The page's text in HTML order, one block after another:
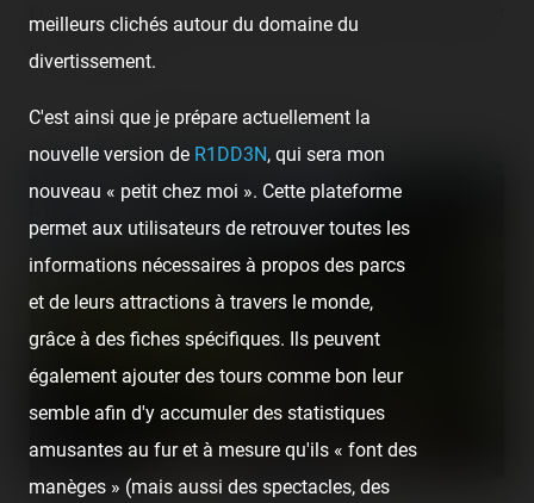
En somme, une très chouette petite fête pour commencer
nos vacances !
Retrouvez la visite suivante :
meilleurs clichés autour du domaine du
divertissement.
C'est ainsi que je prépare actuellement la
nouvelle version de R1DD3N, qui sera mon
nouveau « petit chez moi ». Cette plateforme
permet aux utilisateurs de retrouver toutes les
informations nécessaires à propos des parcs
et de leurs attractions à travers le monde,
grâce à des fiches spécifiques. Ils peuvent
également ajouter des tours comme bon leur
semble afin d'y accumuler des statistiques
amusantes au fur et à mesure qu'ils « font des
manèges » (mais aussi des spectacles, des